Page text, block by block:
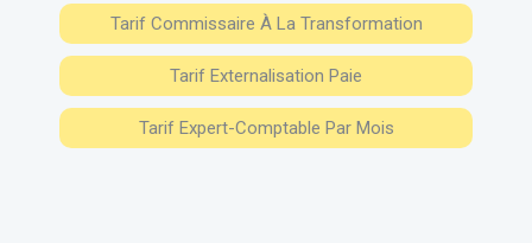
Tarif Commissaire À La Transformation
Tarif Externalisation Paie
Tarif Expert-Comptable Par Mois